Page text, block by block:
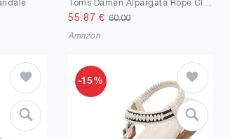
55.87 € 60.00
Amazon
-15%